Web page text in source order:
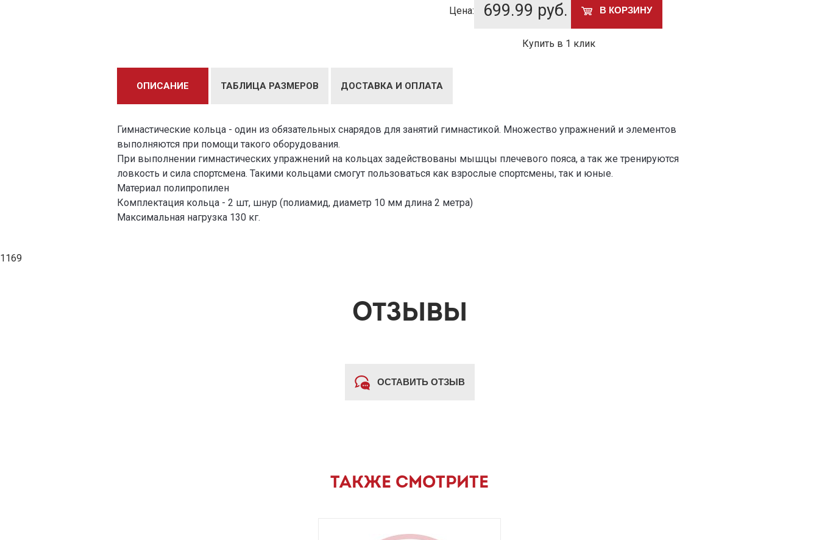
Цена: 699.99 руб. В КОРЗИНУ
Купить в 1 клик
ОПИСАНИЕ ТАБЛИЦА РАЗМЕРОВ ДОСТАВКА И ОПЛАТА
Гимнастические кольца - один из обязательных снарядов для занятий гимнастикой. Множество упражнений и элементов
выполняются при помощи такого оборудования.
При выполнении гимнастических упражнений на кольцах задействованы мышцы плечевого пояса, а так же тренируются
ловкость и сила спортсмена. Такими кольцами смогут пользоваться как взрослые спортсмены, так и юные.
Материал полипропилен
Комплектация кольца - 2 шт, шнур (полиамид, диаметр 10 мм длина 2 метра)
Максимальная нагрузка 130 кг.
1169
ОТЗЫВЫ
ОСТАВИТЬ ОТЗЫВ
ТАКЖЕ СМОТРИТЕ